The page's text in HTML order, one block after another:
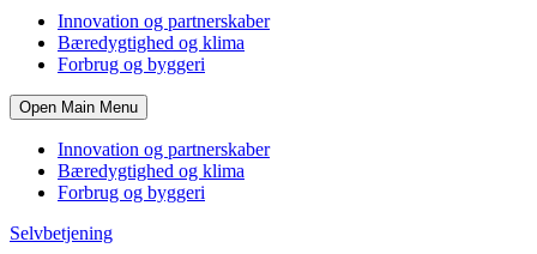
Innovation og partnerskaber
Bæredygtighed og klima
Forbrug og byggeri
Open Main Menu
Innovation og partnerskaber
Bæredygtighed og klima
Forbrug og byggeri
Selvbetjening